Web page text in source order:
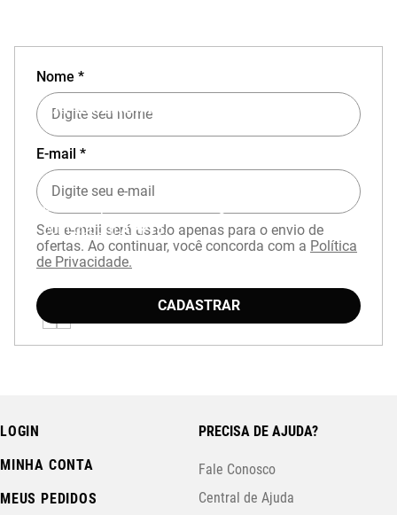
EXPERIÊNCIA MIZUNO NO APP
Baixe o aplicativo Mizuno e garanta
com cupomAPP15.
Nome *
E-mail *
Seu e-mail será usado apenas para o envio de
ofertas. Ao continuar, você concorda com a Política
de Privacidade.
CADASTRAR
LOGIN
MINHA CONTA
MEUS PEDIDOS
PRECISA DE AJUDA?
Fale Conosco
Central de Ajuda